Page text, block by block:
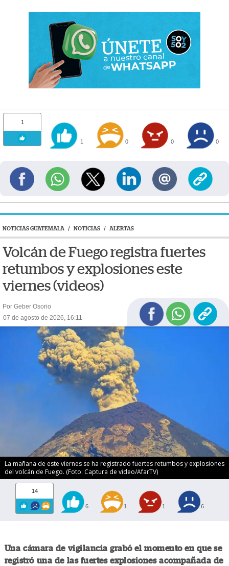
1
1 0 0 0
NOTICIAS GUATEMALA / NOTICIAS / ALERTAS
Volcán de Fuego registra fuertes
retumbos y explosiones este
viernes (videos)
Por Geber Osorio
07 de agosto de 2026, 16:11
La mañana de este viernes se ha registrado fuertes retumbos y explosiones
del volcán de Fuego. (Foto: Captura de video/AfarTV)
14
6 1 1 6
Una cámara de vigilancia grabó el momento en que se
registró una de las fuertes explosiones acompañada de